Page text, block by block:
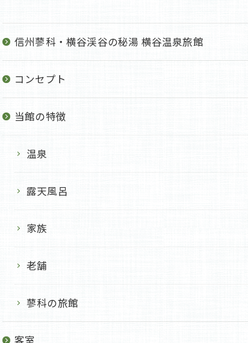
信州蓼科・横谷渓谷の秘湯 横谷温泉旅館
コンセプト
当館の特徴
温泉
露天風呂
家族
老舗
蓼科の旅館
客室